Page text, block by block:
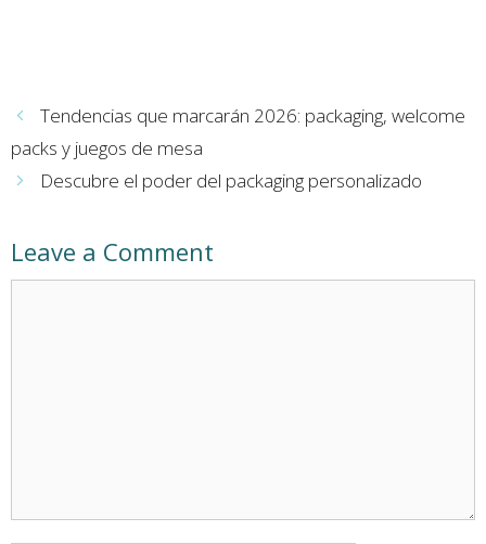
Tendencias que marcarán 2026: packaging, welcome
packs y juegos de mesa
Descubre el poder del packaging personalizado
Leave a Comment